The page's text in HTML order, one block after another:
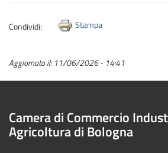
Condividi: Stampa
Aggiornato il: 11/06/2026 - 14:41
Camera di Commercio
Agricoltura di Bologna